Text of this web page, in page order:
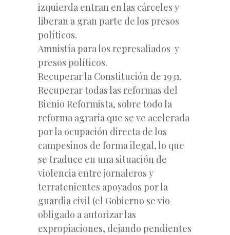
izquierda entran en las cárceles y
liberan a gran parte de los presos
políticos.
Amnistía para los represaliados y
presos políticos.
Recuperar la Constitución de 1931.
Recuperar todas las reformas del
Bienio Reformista, sobre todo la
reforma agraria que se ve acelerada
por la ocupación directa de los
campesinos de forma ilegal, lo que
se traduce en una situación de
violencia entre jornaleros y
terratenientes apoyados por la
guardia civil (el Gobierno se vio
obligado a autorizar las
expropiaciones, dejando pendientes